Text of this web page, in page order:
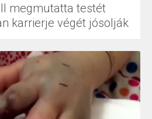
megmutatta testét
karrierje végét jósolják